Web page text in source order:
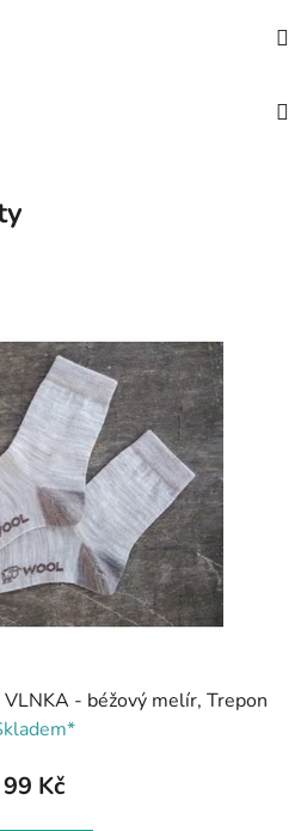
- béžový melír, Trepon
99 Kč